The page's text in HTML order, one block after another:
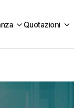
Quotazioni